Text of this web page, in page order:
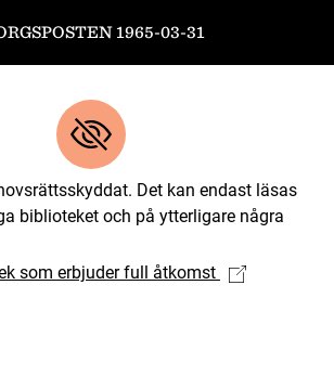
1965-03-31
Det kan endast läsas
biblioteket och på ytterligare några
som erbjuder full åtkomst